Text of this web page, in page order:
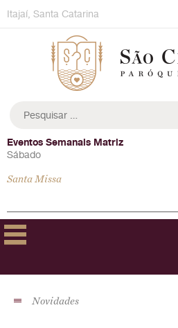
toItajaí, Santa Catarina
por:
Eventos Semanais Matriz
Sábado
Santa Missa
Novidades